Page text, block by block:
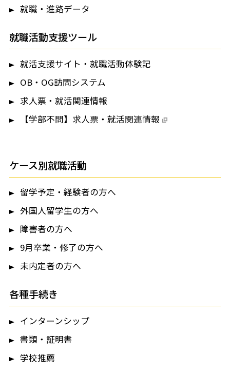
就職・進路データ
就職活動支援ツール
就活支援サイト・就職活動体験記
OB・OG訪問システム
求人票・就活関連情報
【学部不問】求人票・就活関連情報
ケース別就職活動
留学予定・経験者の方へ
外国人留学生の方へ
障害者の方へ
9月卒業・修了の方へ
未内定者の方へ
各種手続き
インターンシップ
書類・証明書
学校推薦